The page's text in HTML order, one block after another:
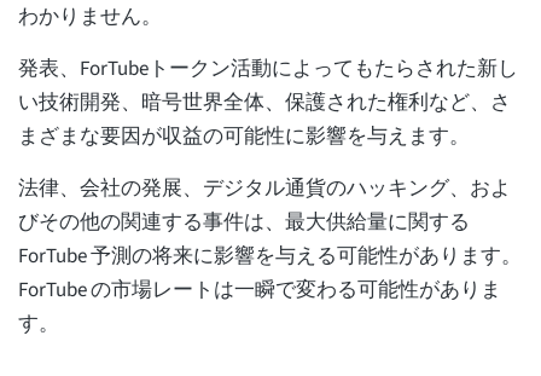
わかりません。
発表、ForTubeトークン活動によってもたらされた新し
い技術開発、暗号世界全体、保護された権利など、さ
まざまな要因が収益の可能性に影響を与えます。
法律、会社の発展、デジタル通貨のハッキング、およ
びその他の関連する事件は、最大供給量に関する
ForTube 予測の将来に影響を与える可能性があります。
ForTube の市場レートは一瞬で変わる可能性がありま
す。